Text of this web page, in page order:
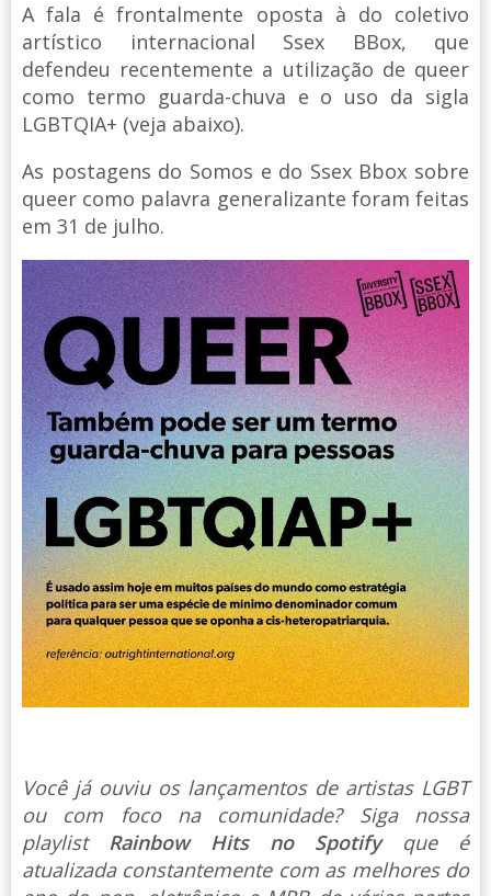
A fala é frontalmente oposta à do coletivo
artístico internacional Ssex BBox, que
defendeu recentemente a utilização de queer
como termo guarda-chuva e o uso da sigla
LGBTQIA+ (veja abaixo).
As postagens do Somos e do Ssex Bbox sobre
queer como palavra generalizante foram feitas
em 31 de julho.
Você já ouviu os lançamentos de artistas LGBT
ou com foco na comunidade? Siga nossa
playlist Rainbow Hits no Spotify que é
atualizada constantemente com as melhores do